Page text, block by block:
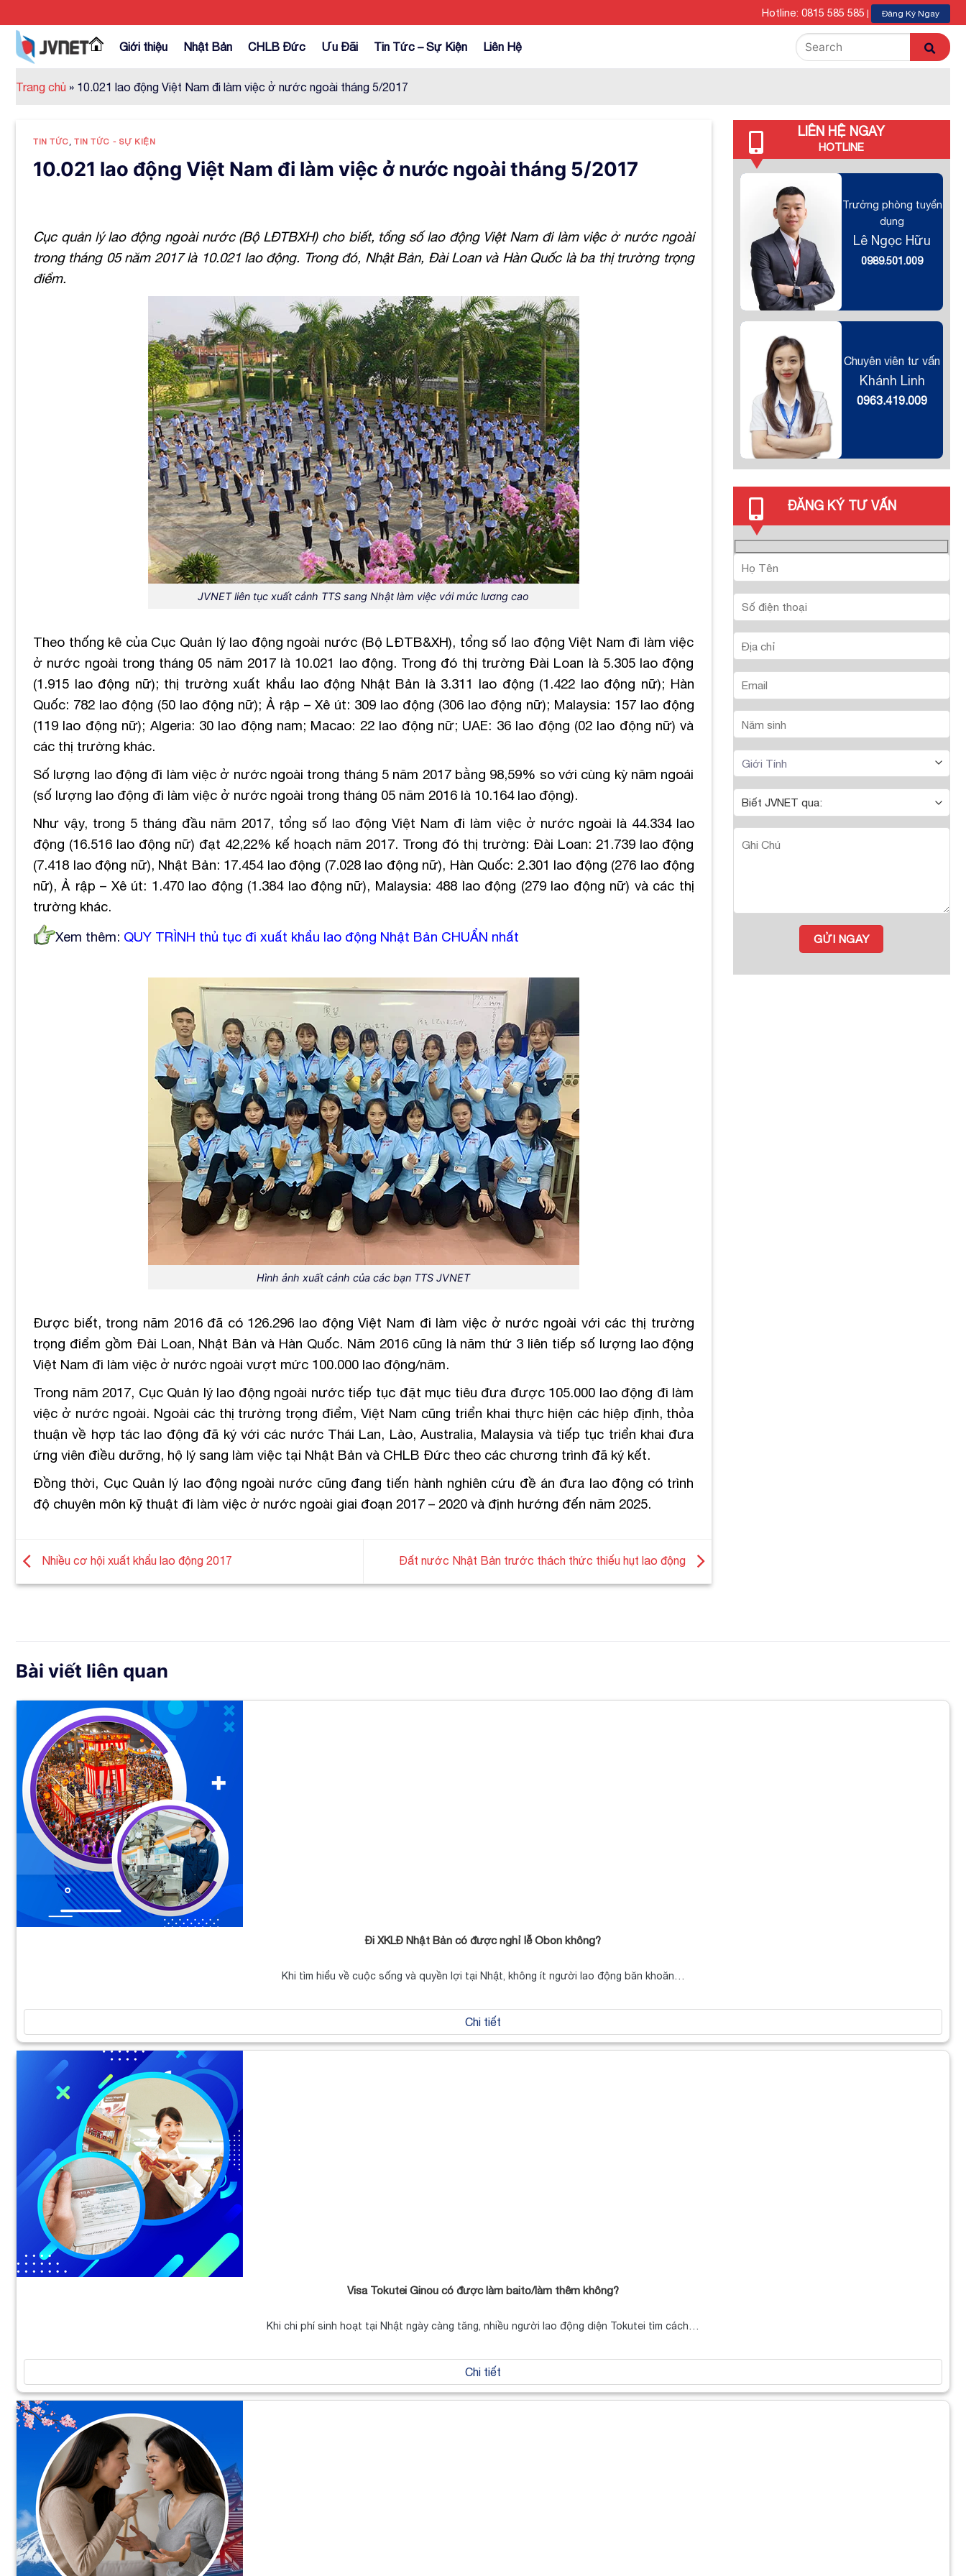
to
content
Hotline: 0815 585 585 Đăng Ký Ngay
Giới thiệu Nhật Bản CHLB Đức Ưu Đãi Tin Tức – Sự Kiện Liên Hệ
Trang chủ » 10.021 lao động Việt Nam đi làm việc ở nước ngoài tháng 5/2017
TIN TỨC ,TIN TỨC - SỰ KIỆN
10.021 lao động Việt Nam đi làm việc ở nước ngoài tháng 5/2017
Cục quản lý lao động ngoài nước (Bộ LĐTBXH) cho biết, tổng số lao động Việt Nam đi làm việc ở nước ngoài
trong tháng 05 năm 2017 là 10.021 lao động. Trong đó, Nhật Bản, Đài Loan và Hàn Quốc là ba thị trường trọng
điểm.
JVNET liên tục xuất cảnh TTS sang Nhật làm việc với mức lương cao
Theo thống kê của Cục Quản lý lao động ngoài nước (Bộ LĐTB&XH), tổng số lao động Việt Nam đi làm việc
ở nước ngoài trong tháng 05 năm 2017 là 10.021 lao động. Trong đó thị trường Đài Loan là 5.305 lao động
(1.915 lao động nữ); thị trường xuất khẩu lao động Nhật Bản là 3.311 lao động (1.422 lao động nữ); Hàn
Quốc: 782 lao động (50 lao động nữ); Ả rập – Xê út: 309 lao động (306 lao động nữ); Malaysia: 157 lao động
(119 lao động nữ); Algeria: 30 lao động nam; Macao: 22 lao động nữ; UAE: 36 lao động (02 lao động nữ) và
các thị trường khác.
Số lượng lao động đi làm việc ở nước ngoài trong tháng 5 năm 2017 bằng 98,59% so với cùng kỳ năm ngoái
(số lượng lao động đi làm việc ở nước ngoài trong tháng 05 năm 2016 là 10.164 lao động).
Như vậy, trong 5 tháng đầu năm 2017, tổng số lao động Việt Nam đi làm việc ở nước ngoài là 44.334 lao
động (16.516 lao động nữ) đạt 42,22% kế hoạch năm 2017. Trong đó thị trường: Đài Loan: 21.739 lao động
(7.418 lao động nữ), Nhật Bản: 17.454 lao động (7.028 lao động nữ), Hàn Quốc: 2.301 lao động (276 lao động
nữ), Ả rập – Xê út: 1.470 lao động (1.384 lao động nữ), Malaysia: 488 lao động (279 lao động nữ) và các thị
trường khác.
Xem thêm: QUY TRÌNH thủ tục đi xuất khẩu lao động Nhật Bản CHUẨN nhất
Hình ảnh xuất cảnh của các bạn TTS JVNET
Được biết, trong năm 2016 đã có 126.296 lao động Việt Nam đi làm việc ở nước ngoài với các thị trường
trọng điểm gồm Đài Loan, Nhật Bản và Hàn Quốc. Năm 2016 cũng là năm thứ 3 liên tiếp số lượng lao động
Việt Nam đi làm việc ở nước ngoài vượt mức 100.000 lao động/năm.
Trong năm 2017, Cục Quản lý lao động ngoài nước tiếp tục đặt mục tiêu đưa được 105.000 lao động đi làm
việc ở nước ngoài. Ngoài các thị trường trọng điểm, Việt Nam cũng triển khai thực hiện các hiệp định, thỏa
thuận về hợp tác lao động đã ký với các nước Thái Lan, Lào, Australia, Malaysia và tiếp tục triển khai đưa
ứng viên điều dưỡng, hộ lý sang làm việc tại Nhật Bản và CHLB Đức theo các chương trình đã ký kết.
Đồng thời, Cục Quản lý lao động ngoài nước cũng đang tiến hành nghiên cứu đề án đưa lao động có trình
độ chuyên môn kỹ thuật đi làm việc ở nước ngoài giai đoạn 2017 – 2020 và định hướng đến năm 2025.
Nhiều cơ hội xuất khẩu lao động 2017 Đất nước Nhật Bản trước thách thức thiếu hụt lao động
LIÊN HỆ NGAY
HOTLINE
Trưởng phòng tuyển
dụng
Lê Ngọc Hữu
0989.501.009
Chuyên viên tư vấn
Khánh Linh
0963.419.009
ĐĂNG KÝ TƯ VẤN
Bài viết liên quan
Đi XKLĐ Nhật Bản có được nghỉ lễ Obon không?
Khi tìm hiểu về cuộc sống và quyền lợi tại Nhật, không ít người lao động băn khoăn…
Chi tiết
Visa Tokutei Ginou có được làm baito/làm thêm không?
Khi chi phí sinh hoạt tại Nhật ngày càng tăng, nhiều người lao động diện Tokutei tìm cách…
Chi tiết